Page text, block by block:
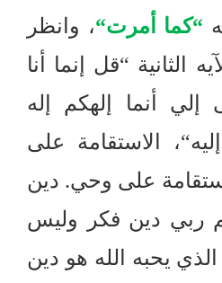
“كما أمرت“، وانظر
الثانية “قل إنما أنا
أنما إلهكم إله
“، الاستقامة على
على وحي. دين
ربي دين فكر وليس
يحبه الله هو دين